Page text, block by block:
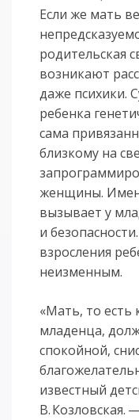
Если же мать
родительская
возникают
даже психики.
ребенка
сама
близкому на
женщины.
вызывает у
и
взросления
неизменным.
«Мать, то
младенца,
спокойной,
известный
В. Козловская.